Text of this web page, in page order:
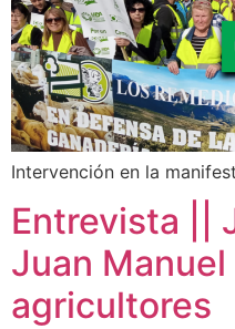
Intervención en la
Entrevista ||
Juan
agricultores